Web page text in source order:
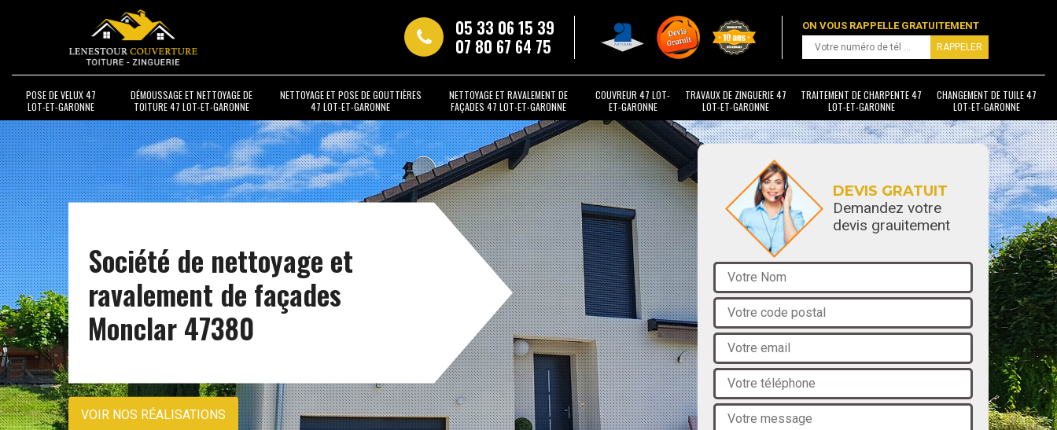
05 33 06 15 39
07 80 67 64 75
ON VOUS RAPPELLE GRATUITEMENT
POSE DE VELUX 47
LOT-ET-GARONNE
DÉMOUSSAGE ET NETTOYAGE DE
TOITURE 47 LOT-ET-GARONNE
NETTOYAGE ET POSE DE GOUTTIÈRES
47 LOT-ET-GARONNE
NETTOYAGE ET RAVALEMENT DE
FAÇADES 47 LOT-ET-GARONNE
COUVREUR 47 LOT-
ET-GARONNE
TRAVAUX DE ZINGUERIE 47
LOT-ET-GARONNE
TRAITEMENT DE CHARPENTE 47
LOT-ET-GARONNE
CHANGEMENT DE TUILE 47
LOT-ET-GARONNE
Société de nettoyage et
ravalement de façades
Monclar 47380
VOIR NOS RÉALISATIONS
DEVIS GRATUIT
Demandez votre
devis grauitement